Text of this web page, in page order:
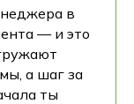
в
— и это
а шаг за
ты